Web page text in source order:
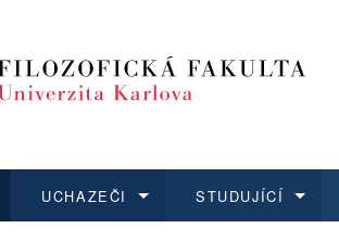
UCHAZEČI STUDUJÍCÍ